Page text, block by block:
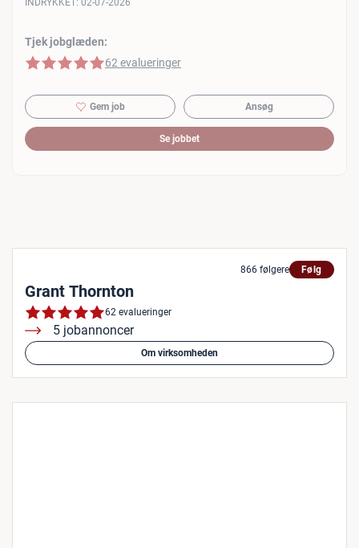
Tjek jobglæden:
5 af 5 stjerner
62 evalueringer
INDRYKKET: 02-07-2026
Gem job Ansøg
Se jobbet
866 følgere Følg
Grant Thornton
62 evalueringer
5 jobannoncer
Om virksomheden